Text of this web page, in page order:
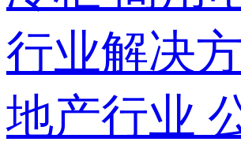
行业解决
地产行业